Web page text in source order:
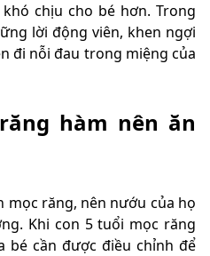
chịu cho bé hơn. Trong
lời động viên, khen ngợi
đi nỗi đau trong miệng của
hàm nên ăn
mọc răng, nên nướu của họ
Khi con 5 tuổi mọc răng
bé cần được điều chỉnh để